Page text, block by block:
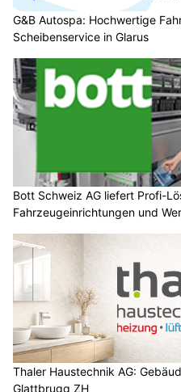
G&B Autospa: Hochwertige
Scheibenservice in Glarus
Bott Schweiz AG liefert Profi-
Fahrzeugeinrichtungen und
Thaler Haustechnik AG:
Glattbrugg ZH